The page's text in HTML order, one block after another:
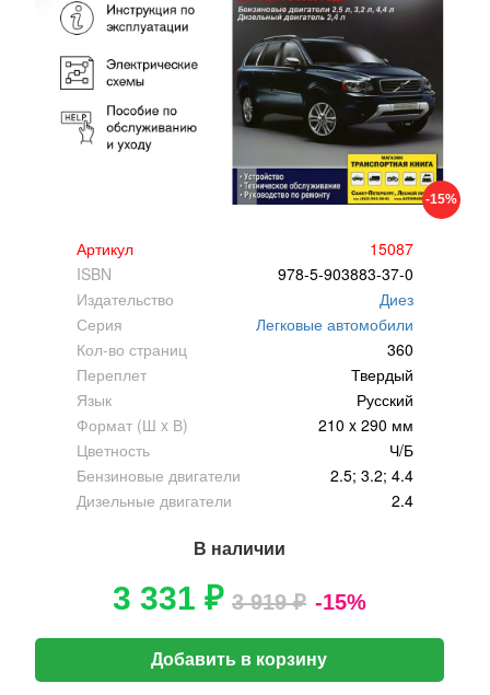
-15%
Артикул
15087
ISBN
978-5-903883-37-0
Издательство
Диез
Серия
Легковые автомобили
Кол-во страниц
360
Переплет
Твердый
Язык
Русский
Формат (Ш x В)
210 x 290 мм
Цветность
Ч/Б
Бензиновые двигатели
2.5; 3.2; 4.4
Дизельные двигатели
2.4
В наличии
3 331 ₽ 3 919 ₽ -15%
Добавить в корзину